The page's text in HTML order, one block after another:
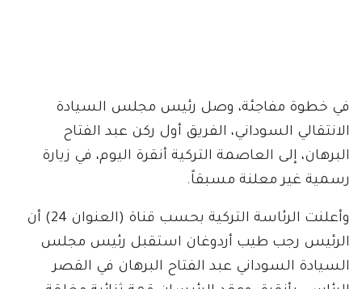
في خطوة مفاجئة، وصل رئيس مجلس السيادة
الانتقالي السوداني، الفريق أول ركن عبد الفتاح
البرهان، إلى العاصمة التركية أنقرة اليوم، في زيارة
رسمية غير معلنة مسبقاً.
وأعلنت الرئاسة التركية بحسب قناة (العنوان 24) أن
الرئيس رجب طيب أردوغان استقبل رئيس مجلس
السيادة السوداني عبد الفتاح البرهان في القصر